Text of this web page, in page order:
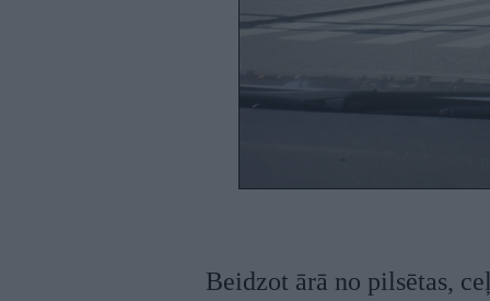
Beidzot ārā no pilsētas,